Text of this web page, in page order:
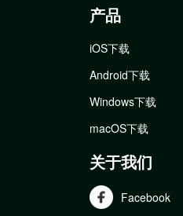
产品
iOS下载
Android下载
Windows下载
macOS下载
关于我们
Facebook